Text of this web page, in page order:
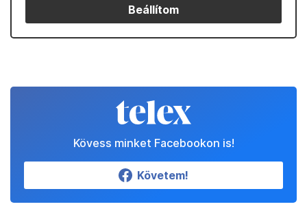
Beállítom
Kövess minket Facebookon is!
Követem!